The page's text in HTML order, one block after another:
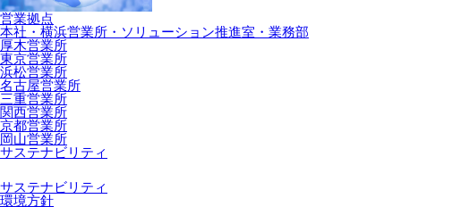
営業拠点
本社・横浜営業所・ソリューション推進室・業務部
厚木営業所
東京営業所
浜松営業所
名古屋営業所
三重営業所
関西営業所
京都営業所
岡山営業所
サステナビリティ
サステナビリティ
環境方針